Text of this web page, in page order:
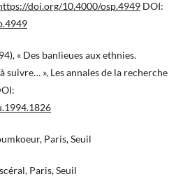
doi.org/10.4000/osp.4949 DOI:
« Des banlieues aux ethnies.
suivre… », Les annales de la recherche
Paris, Seuil
Paris, Seuil